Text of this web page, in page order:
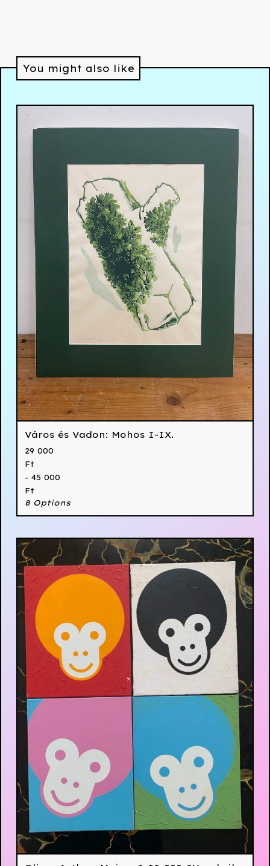
You might also like
Város és Vadon: Mohos I-IX.
29 000
Ft
- 45 000
Ft
8 Options